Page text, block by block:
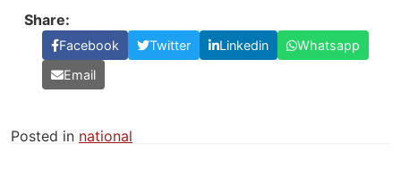
Share:
Facebook Twitter Linkedin
Whatsapp
Email
Posted in national